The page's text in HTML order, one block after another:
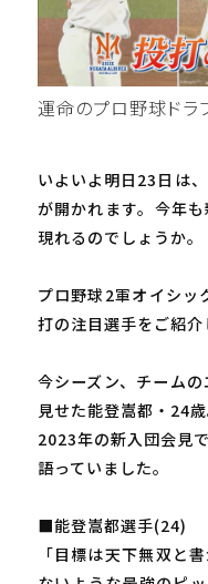
運命のプロ野球ドラ
いよいよ明日23日は
が開かれます。今年
現れるのでしょうか。
プロ野球2軍オイシッ
打の注目選手をご紹介
今シーズン、チーム
見せた能登嵩都・24歳
2023年の新入団会見
語っていました。
■能登嵩都選手(24)
「目標は天下無双と